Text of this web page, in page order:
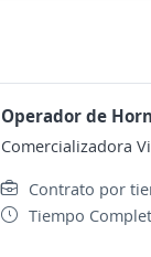
Operador de
Comercializadora
Contrato por
Tiempo